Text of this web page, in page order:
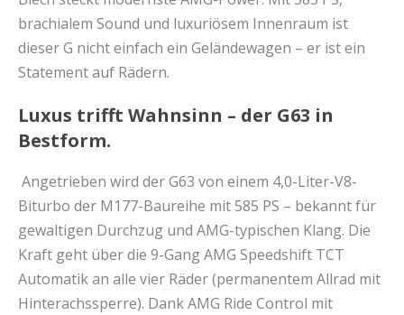
brachialem Sound und luxuriösem Innenraum ist
dieser G nicht einfach ein Geländewagen – er ist ein
Statement auf Rädern.
Luxus trifft Wahnsinn – der G63 in
Bestform.
Angetrieben wird der G63 von einem 4,0-Liter-V8-
Biturbo der M177-Baureihe mit 585 PS – bekannt für
gewaltigen Durchzug und AMG-typischen Klang. Die
Kraft geht über die 9-Gang AMG Speedshift TCT
Automatik an alle vier Räder (permanentem Allrad mit
Hinterachssperre). Dank AMG Ride Control mit